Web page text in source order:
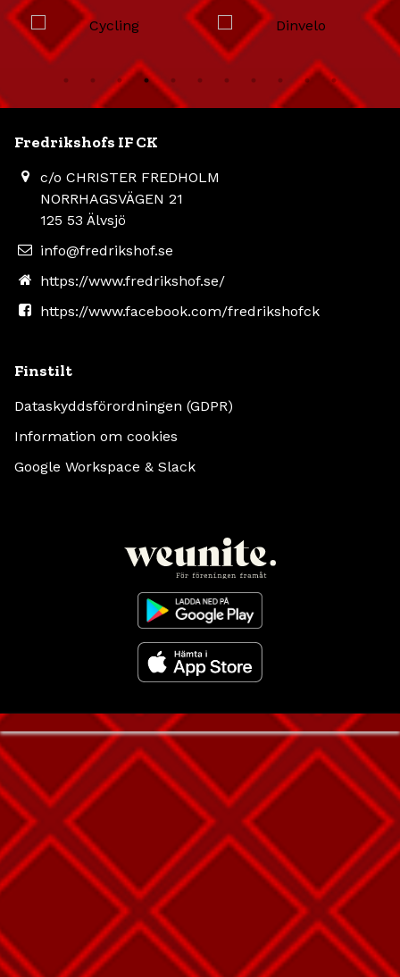
Fredrikshofs IF CK
c/o CHRISTER FREDHOLM
NORRHAGSVÄGEN 21
125 53 Älvsjö
info@fredrikshof.se
https://www.fredrikshof.se/
https://www.facebook.com/fredrikshofck
Finstilt
Dataskyddsförordningen (GDPR)
Information om cookies
Google Workspace & Slack